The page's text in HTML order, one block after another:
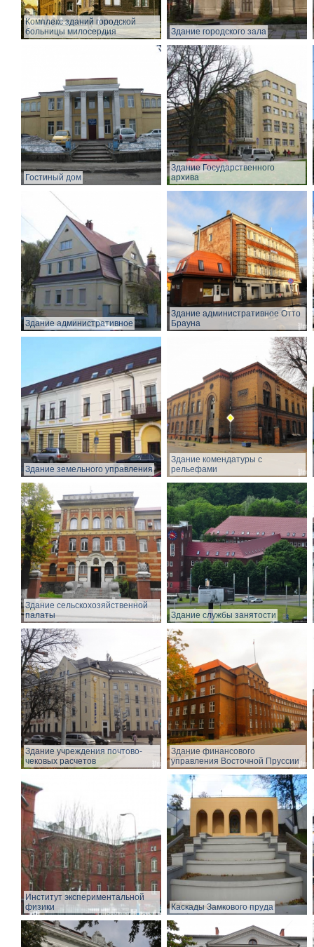
Комплекс зданий городской
больницы милосердия
Здание городского зала
Гостиный дом
Здание Государственного
архива
Здание административное
Здание административное Отто
Брауна
Здание земельного управления
Здание комендатуры с
рельефами
Здание сельскохозяйственной
палаты
Здание службы занятости
Здание учреждения почтово-
чековых расчетов
Здание финансового
управления Восточной Пруссии
Институт экспериментальной
физики
Каскады Замкового пруда